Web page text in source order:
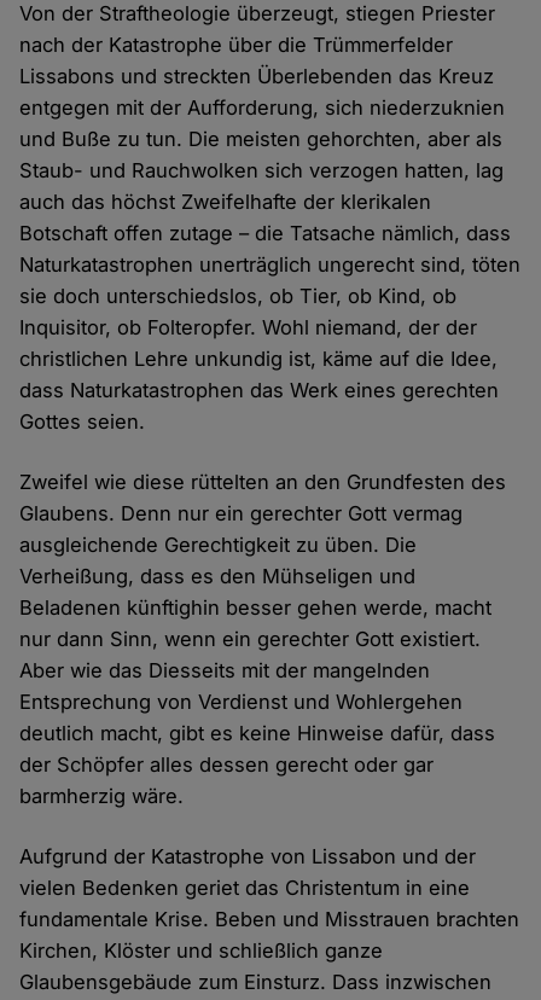
Von der Straftheologie überzeugt, stiegen Priester
nach der Katastrophe über die Trümmerfelder
Lissabons und streckten Überlebenden das Kreuz
entgegen mit der Aufforderung, sich niederzuknien
und Buße zu tun. Die meisten gehorchten, aber als
Staub- und Rauchwolken sich verzogen hatten, lag
auch das höchst Zweifelhafte der klerikalen
Botschaft offen zutage – die Tatsache nämlich, dass
Naturkatastrophen unerträglich ungerecht sind, töten
sie doch unterschiedslos, ob Tier, ob Kind, ob
Inquisitor, ob Folteropfer. Wohl niemand, der der
christlichen Lehre unkundig ist, käme auf die Idee,
dass Naturkatastrophen das Werk eines gerechten
Gottes seien.
Zweifel wie diese rüttelten an den Grundfesten des
Glaubens. Denn nur ein gerechter Gott vermag
ausgleichende Gerechtigkeit zu üben. Die
Verheißung, dass es den Mühseligen und
Beladenen künftighin besser gehen werde, macht
nur dann Sinn, wenn ein gerechter Gott existiert.
Aber wie das Diesseits mit der mangelnden
Entsprechung von Verdienst und Wohlergehen
deutlich macht, gibt es keine Hinweise dafür, dass
der Schöpfer alles dessen gerecht oder gar
barmherzig wäre.
Aufgrund der Katastrophe von Lissabon und der
vielen Bedenken geriet das Christentum in eine
fundamentale Krise. Beben und Misstrauen brachten
Kirchen, Klöster und schließlich ganze
Glaubensgebäude zum Einsturz. Dass inzwischen